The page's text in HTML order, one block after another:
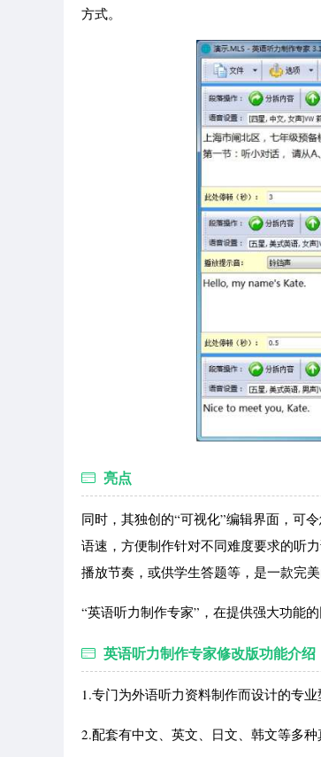
方式。
亮点
同时，其独创的“可视化”编辑界面，可
语速，方便制作针对不同难度要求的听
播放节奏，或供学生答题等，是一款完
“英语听力制作专家”，在提供强大功能
英语听力制作专家修改版功能介绍
1.专门为外语听力资料制作而设计的专
2.配套有中文、英文、日文、韩文等多